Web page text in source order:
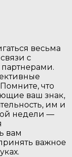
весьма
с
что
ваш знак,
им и
недели —
вам
важное